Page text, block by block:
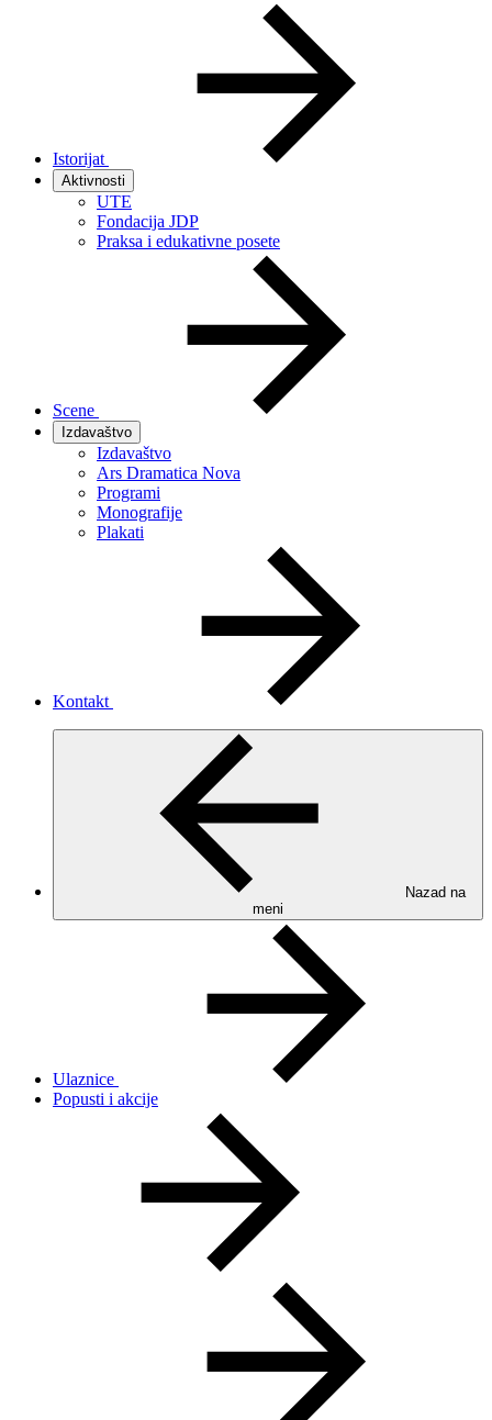
Istorijat
Aktivnosti
UTE
Fondacija JDP
Praksa i edukativne posete
Scene
Izdavaštvo
Izdavaštvo
Ars Dramatica Nova
Programi
Monografije
Plakati
Kontakt
Nazad na
meni
Ulaznice
Popusti i akcije